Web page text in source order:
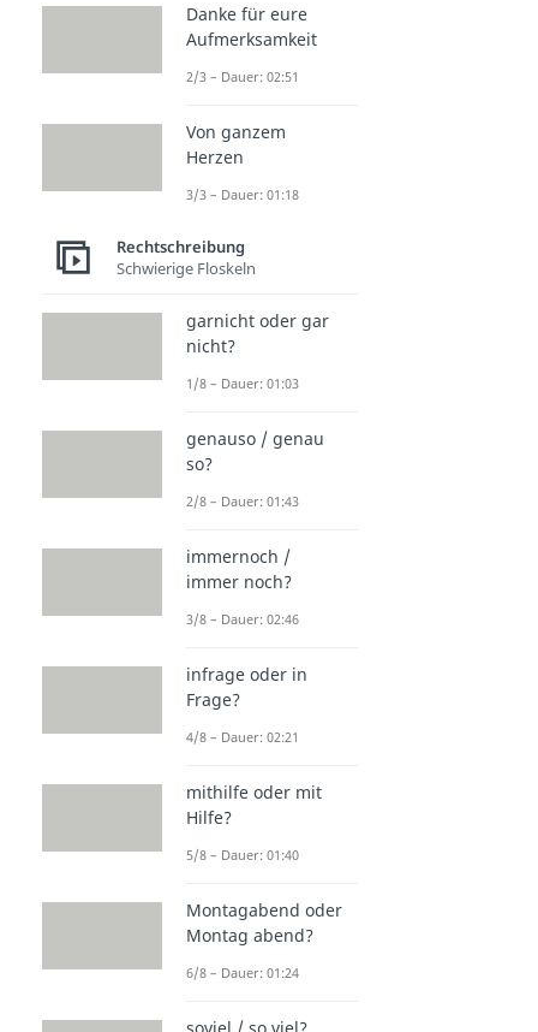
Danke für eure
Aufmerksamkeit
2/3 – Dauer: 02:51
Von ganzem
Herzen
3/3 – Dauer: 01:18
Rechtschreibung
Schwierige Floskeln
garnicht oder gar
nicht?
1/8 – Dauer: 01:03
genauso / genau
so?
2/8 – Dauer: 01:43
immernoch /
immer noch?
3/8 – Dauer: 02:46
infrage oder in
Frage?
4/8 – Dauer: 02:21
mithilfe oder mit
Hilfe?
5/8 – Dauer: 01:40
Montagabend oder
Montag abend?
6/8 – Dauer: 01:24